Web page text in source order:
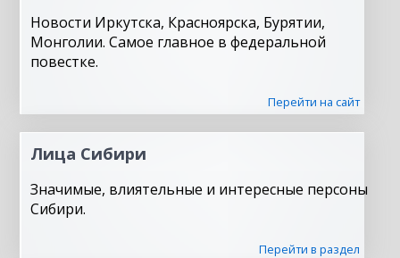
Новости Иркутска, Красноярска, Бурятии,
Монголии. Самое главное в федеральной
повестке.
Перейти на сайт
Лица Сибири
Значимые, влиятельные и интересные персоны
Сибири.
Перейти в раздел